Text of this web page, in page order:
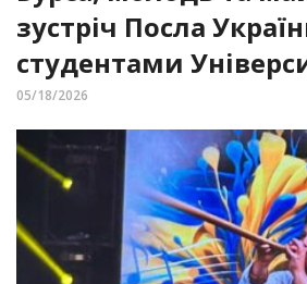
зустріч Посла
студентами
05/18/2026